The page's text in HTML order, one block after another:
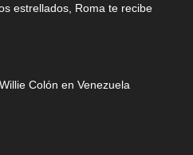
estrellados, Roma te recibe
Colón en Venezuela